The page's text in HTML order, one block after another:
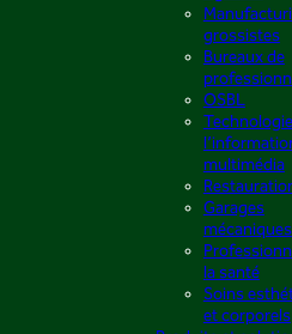
grossistes
Bureaux de
OSBL
multimédia
Garages
mécaniques
la santé
Soins
et corporels